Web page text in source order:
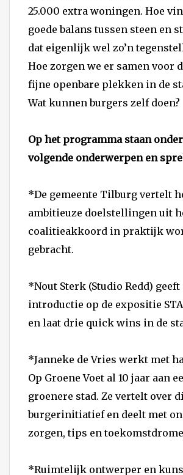
25.000 extra woningen. Hoe
goede balans tussen steen en
dat eigenlijk wel zo’n
Hoe zorgen we er samen voor
fijne openbare plekken in de
Wat kunnen burgers zelf doen?
Op het programma staan
volgende onderwerpen en
*De gemeente Tilburg vertelt
ambitieuze doelstellingen uit
coalitieakkoord in praktijk
gebracht.
*Nout Sterk (Studio Redd) geeft
introductie op de expositie
en laat drie quick wins in de
*Janneke de Vries werkt met
Op Groene Voet al 10 jaar aan
groenere stad. Ze vertelt over
burgerinitiatief en deelt met
zorgen, tips en
*Ruimtelijk ontwerper en